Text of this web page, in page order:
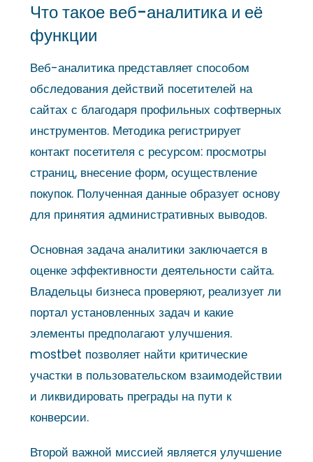
Что такое веб-аналитика и её
функции
Веб-аналитика представляет способом
обследования действий посетителей на
сайтах с благодаря профильных софтверных
инструментов. Методика регистрирует
контакт посетителя с ресурсом: просмотры
страниц, внесение форм, осуществление
покупок. Полученная данные образует основу
для принятия административных выводов.
Основная задача аналитики заключается в
оценке эффективности деятельности сайта.
Владельцы бизнеса проверяют, реализует ли
портал установленных задач и какие
элементы предполагают улучшения.
mostbet позволяет найти критические
участки в пользовательском взаимодействии
и ликвидировать преграды на пути к
конверсии.
Второй важной миссией является улучшение